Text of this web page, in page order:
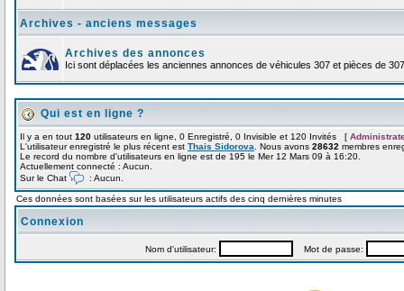
Archives - anciens messages
Archives des annonces
Ici sont déplacées les anciennes annonces de véhicules 307 et pièces de 307
Qui est en ligne ?
Il y a en tout 120 utilisateurs en ligne, 0 Enregistré, 0 Invisible et 120 Invités [
L'utilisateur enregistré le plus récent est Thais Sidorova . Nous avons 28632 membres
Le record du nombre d'utilisateurs en ligne est de 195 le Mer 12 Mars 09 à 16:20.
Actuellement connecté : Aucun.
Sur le Chat
: Aucun.
Ces données sont basées sur les utilisateurs actifs des cinq dernières minutes
Connexion
Nom d'utilisateur: Mot de passe: